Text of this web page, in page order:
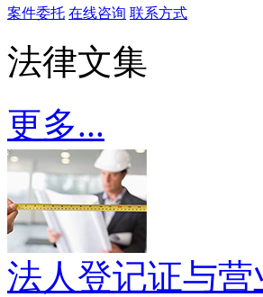
案件委托 在线咨询 联系方式
法律文集
更多...
法人登记证与